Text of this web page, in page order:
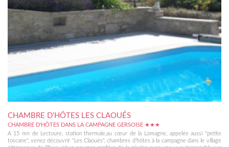
CHAMBRE D’HÔTES LES CLAOUÉS
CHAMBRE D'HÔTES DANS LA CAMPAGNE GERSOISE ★★★
A 15 mn de Lectoure, station thermale,au cœur de la Lomagne, appelée aussi "petite
toscane", venez découvrir "Les Claoués", chambres d'hôtes à la campagne dans le village